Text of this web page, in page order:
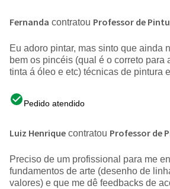
Fernanda contratou Professor de
Eu adoro pintar, mas sinto que ainda
bem os pincéis (qual é o correto para
tinta á óleo e etc) técnicas de pintura
Pedido atendido
Luiz Henrique contratou Professor de
Preciso de um profissional para me
fundamentos de arte (desenho de
valores) e que me dê feedbacks de